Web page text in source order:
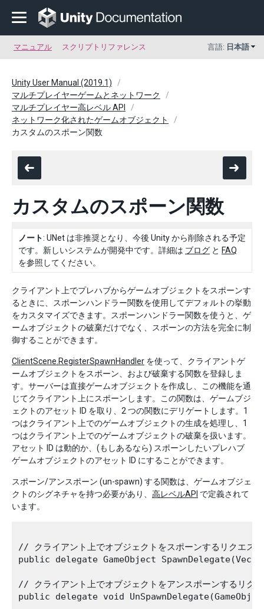
マニュアル スクリプトリファレンス 言語: 日本語
Unity User Manual (2019.1)
マルチプレイヤーゲームとネットワーク
マルチプレイヤー高レベル API
ネットワーク化されたゲームオブジェクト
カスタムのスポーン関数
カスタムのスポーン関数
ノート: UNet は非推奨となり、今後 Unity から削除される予定
です。新しいシステムが開発中です。詳細は ブログ と FAQ
を参照してください。
クライアント上でプレハブからゲームオブジェクトをスポーンす
るときに、スポーンハンドラー関数を使用してデフォルトの挙動
をカスタマイズできます。スポーンハンドラー関数を使うと、ゲ
ームオブジェクトの破棄だけでなく、スポーンの方法を完全に制
御することができます。
ClientScene.RegisterSpawnHandler を使って、クライアントゲ
ームオブジェクトをスポーン、および破棄する関数を登録しま
す。サーバーは直接ゲームオブジェクトを作成し、この機能を通
じてクライアント上にスポーンします。この関数は、ゲームブジ
ェクトのアセット ID を取り、2 つの関数にデリゲートします。1
つはクライアント上でのゲームオブジェクトの生成を処理し、1
つはクライアント上でのゲームオブジェクトの破棄を扱います。
アセット ID は動的か、(もしあるなら) スポーンしたいプレハブ
ゲームオブジェクトのアセット ID にすることができます。
スポーン/アンスポーン (un-spawn) する関数は、ゲームオブジェ
クトのシグネチャを持つ必要があり、 高レベルAPI で定義されて
います。
// クライアント上でオブジェクトをスポーンするリクエス
public delegate GameObject
// クライアント上でオブジェクトをアンスポーンするリク